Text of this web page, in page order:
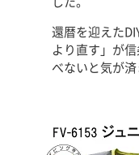
還暦を迎えた
より直す」が
べないと気が済